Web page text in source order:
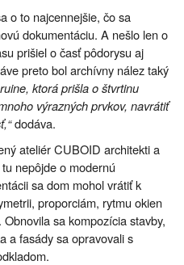
o to najcennejšie, čo sa
dokumentáciu. A nešlo len o
prišiel o časť pôdorysu aj
preto bol archívny nález taký
ktorá prišla o štvrtinu
výrazných prvkov, navrátiť
dodáva.
ateliér CUBOID architekti a
nepôjde o modernú
sa dom mohol vrátiť k
proporciám, rytmu okien
sa kompozícia stavby,
a fasády sa opravovali s